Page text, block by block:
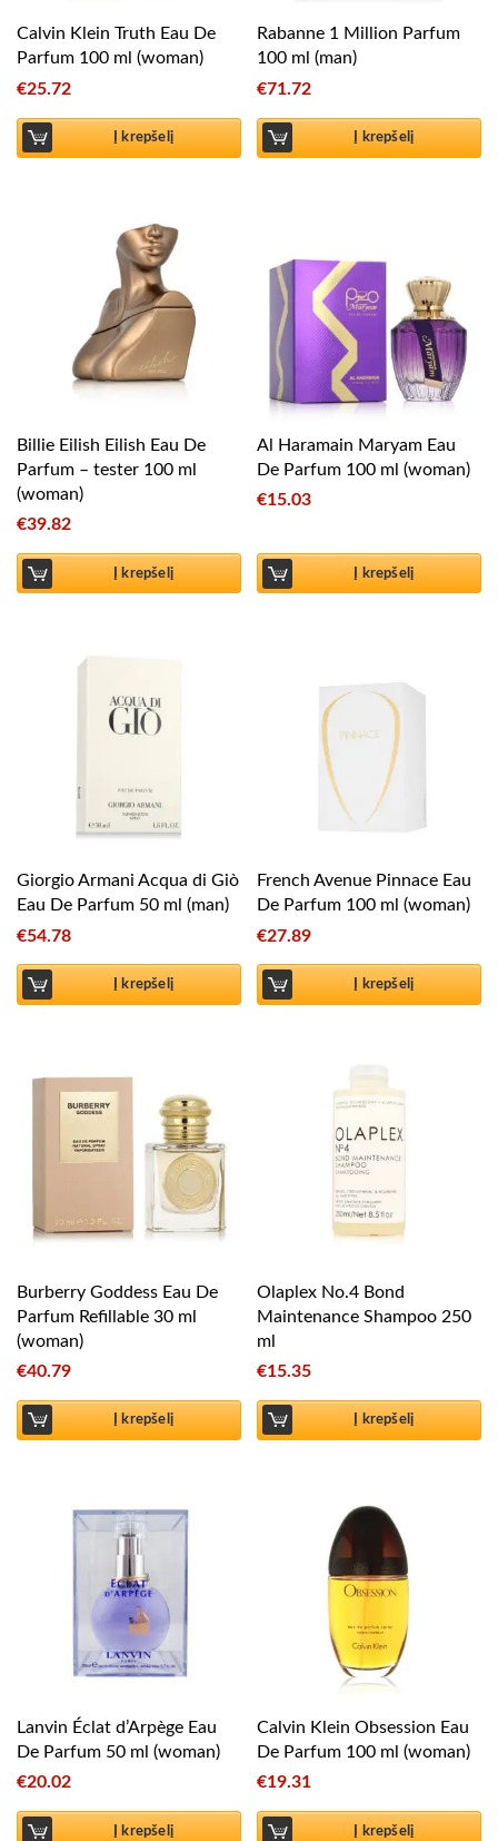
Calvin Klein Truth Eau De
Parfum 100 ml (woman)
€25.72
Į krepšelį
Rabanne 1 Million Parfum
100 ml (man)
€71.72
Į krepšelį
Billie Eilish Eilish Eau De
Parfum – tester 100 ml
(woman)
€39.82
Į krepšelį
Al Haramain Maryam Eau
De Parfum 100 ml (woman)
€15.03
Į krepšelį
Giorgio Armani Acqua di Giò
Eau De Parfum 50 ml (man)
€54.78
Į krepšelį
French Avenue Pinnace Eau
De Parfum 100 ml (woman)
€27.89
Į krepšelį
Burberry Goddess Eau De
Parfum Refillable 30 ml
(woman)
€40.79
Į krepšelį
Olaplex No.4 Bond
Maintenance Shampoo 250
ml
€15.35
Į krepšelį
Lanvin Éclat d’Arpège Eau
De Parfum 50 ml (woman)
€20.02
Į krepšelį
Calvin Klein Obsession Eau
De Parfum 100 ml (woman)
€19.31
Į krepšelį